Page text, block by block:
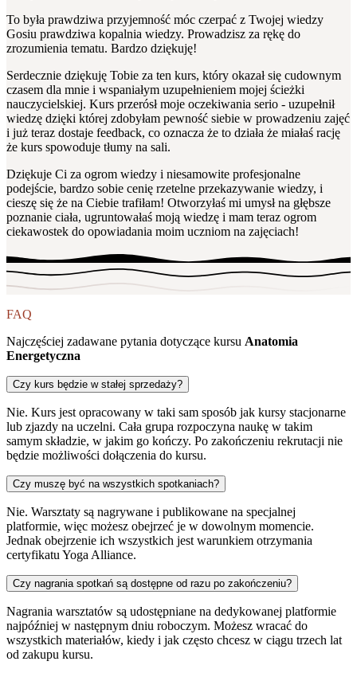
To była prawdziwa przyjemność móc czerpać z Twojej wiedzy
Gosiu prawdziwa kopalnia wiedzy. Prowadzisz za rękę do
zrozumienia tematu. Bardzo dziękuję!
Serdecznie dziękuję Tobie za ten kurs, który okazał się cudownym
czasem dla mnie i wspaniałym uzupełnieniem mojej ścieżki
nauczycielskiej. Kurs przerósł moje oczekiwania serio - uzupełnił
wiedzę dzięki której zdobyłam pewność siebie w prowadzeniu zajęć
i już teraz dostaje feedback, co oznacza że to działa że miałaś rację
że kurs spowoduje tłumy na sali.
Dziękuje Ci za ogrom wiedzy i niesamowite profesjonalne
podejście, bardzo sobie cenię rzetelne przekazywanie wiedzy, i
cieszę się że na Ciebie trafiłam! Otworzyłaś mi umysł na głębsze
poznanie ciała, ugruntowałaś moją wiedzę i mam teraz ogrom
ciekawostek do opowiadania moim uczniom na zajęciach!
FAQ
Najczęściej zadawane pytania dotyczące kursu Anatomia
Energetyczna
Czy kurs będzie w stałej sprzedaży?
Nie. Kurs jest opracowany w taki sam sposób jak kursy stacjonarne
lub zjazdy na uczelni. Cała grupa rozpoczyna naukę w takim
samym składzie, w jakim go kończy. Po zakończeniu rekrutacji nie
będzie możliwości dołączenia do kursu.
Czy muszę być na wszystkich spotkaniach?
Nie. Warsztaty są nagrywane i publikowane na specjalnej
platformie, więc możesz obejrzeć je w dowolnym momencie.
Jednak obejrzenie ich wszystkich jest warunkiem otrzymania
certyfikatu Yoga Alliance.
Czy nagrania spotkań są dostępne od razu po zakończeniu?
Nagrania warsztatów są udostępniane na dedykowanej platformie
najpóźniej w następnym dniu roboczym. Możesz wracać do
wszystkich materiałów, kiedy i jak często chcesz w ciągu trzech lat
od zakupu kursu.